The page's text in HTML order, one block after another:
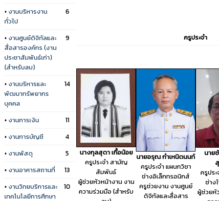
• งานบริหารงาน
ทั่วไป
6
• งานศูนย์ดิจิทัลและ
สื่อสารองค์กร (งาน
ประชาสัมพันธ์เก่า)
(สำหรับลบ)
9
• งานบริหารและ
พัฒนาทรัพยากร
บุคคล
14
• งานการเงิน
11
• งานการบัญชี
4
• งานพัสดุ
5
• งานอาคารสถานที่
13
• งานวิทยบริการและ
เทคโนโลยีการศึกษา
10
ครูประจำ
นางกุลสุดา เกื้อน้อย
ครูประจำ สามัญ
สัมพันธ์
ผู้ช่วยหัวหน้างาน งาน
ความร่วมมือ (สำหรับ
นายอรุณ กำเหนิดนนท์
ครูประจำ แผนกวิชา
ช่างอิเล็กทรอนิกส์
ครูช่วยงาน งานศูนย์
ดิจิทัลและสื่อสาร
นาย
ครูปร
ช่าง
ผู้ช่วยหั